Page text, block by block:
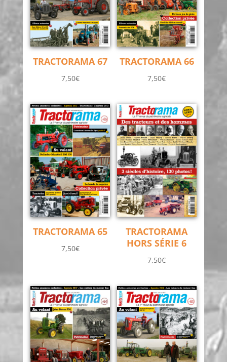
TRACTORAMA 67
7,50€
TRACTORAMA 66
7,50€
TRACTORAMA 65
7,50€
TRACTORAMA
HORS SÉRIE 6
7,50€